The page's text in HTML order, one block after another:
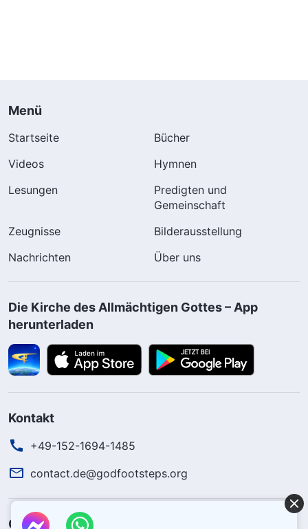
Menü
Startseite
Bücher
Videos
Hymnen
Lesungen
Predigten und
Gemeinschaft
Zeugnisse
Bilderausstellung
Nachrichten
Über uns
Die Kirche des Allmächtigen Gottes – App
herunterladen
Kontakt
+49-152-1694-1485
contact.de@godfootsteps.org
Gottes Königreich ist herabgekommen